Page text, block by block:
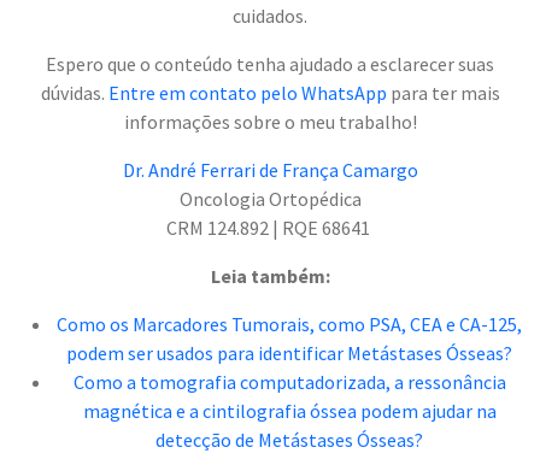
cuidados.
Espero que o conteúdo tenha ajudado a esclarecer suas
dúvidas. Entre em contato pelo WhatsApp para ter mais
informações sobre o meu trabalho!
Dr. André Ferrari de França Camargo
Oncologia Ortopédica
CRM 124.892 | RQE 68641
Leia também:
Como os Marcadores Tumorais, como PSA, CEA e CA-125,
podem ser usados para identificar Metástases Ósseas?
Como a tomografia computadorizada, a ressonância
magnética e a cintilografia óssea podem ajudar na
detecção de Metástases Ósseas?